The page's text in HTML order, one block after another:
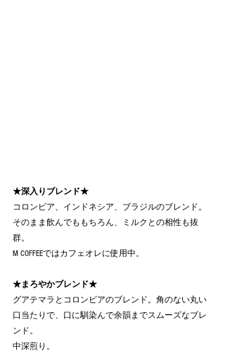
★深入りブレンド★
コロンビア、インドネシア、ブラジルのブレンド。
そのまま飲んでももちろん、ミルクとの相性も抜
群。
M COFFEEではカフェオレに使用中。
★まろやかブレンド★
グアテマラとコロンビアのブレンド。角のない丸い
口当たりで、口に馴染んで余韻までスムーズなブレ
ンド。
中深煎り。